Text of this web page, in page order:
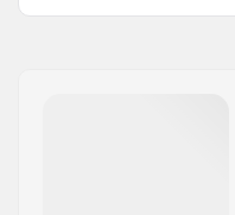
Kpl per paketti: